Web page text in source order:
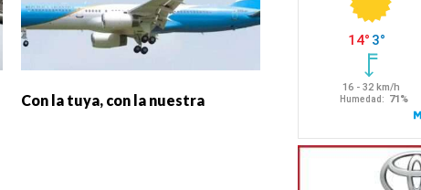
Con la tuya, con la nuestra